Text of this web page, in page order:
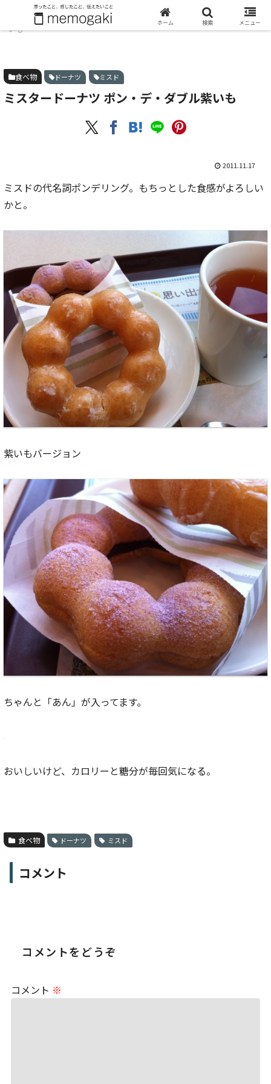
ホーム 食べ物
ミスタードーナツ ポン・デ・ダブル紫
いも
食べ物 ドーナツ ミスド
ミスタードーナツ ポン・デ・ダブル紫いも
2011.11.17
ミスドの代名詞ポンデリング。もちっとした食感がよろしい
かと。
紫いもバージョン
ちゃんと「あん」が入ってます。
おいしいけど、カロリーと糖分が毎回気になる。
食べ物 ドーナツ ミスド
コメント
コメントをどうぞ
コメント ※
ホーム 検索 メニュー